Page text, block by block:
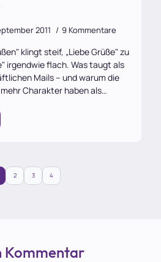
2011 9 Kommentare
klingt steif, „Liebe Grüße" zu
irgendwie flach. Was taugt als
Mails – und warum die
Charakter haben als…
2 3 4
Kommentar